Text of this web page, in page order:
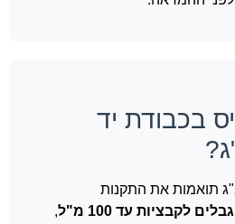
בכבודת יד
תואמות את התקנות
לקבציות עד 100 מ"ל
,